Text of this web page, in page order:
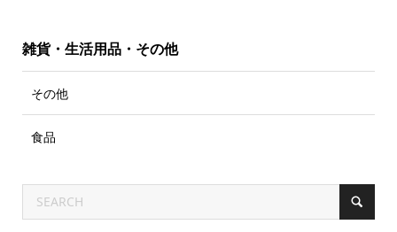
雑貨・生活用品・その他
その他
食品